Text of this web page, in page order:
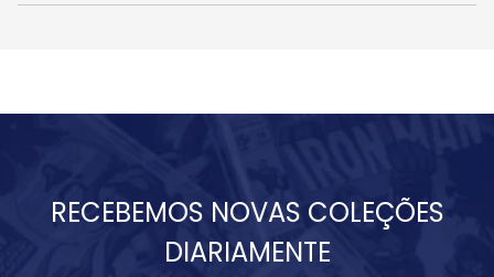
RECEBEMOS NOVAS COLEÇÕES
DIARIAMENTE